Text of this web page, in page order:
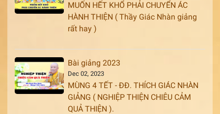
MUỐN HẾT KHỔ PHẢI CHUYỂN ÁC
HÀNH THIỆN ( Thầy Giác Nhàn giảng
rất hay )
Bài giảng 2023
Dec 02, 2023
MÙNG 4 TẾT - ĐĐ. THÍCH GIÁC NHÀN
GIẢNG ( NGHIỆP THIỆN CHIÊU CẢM
QUẢ THIỆN ).